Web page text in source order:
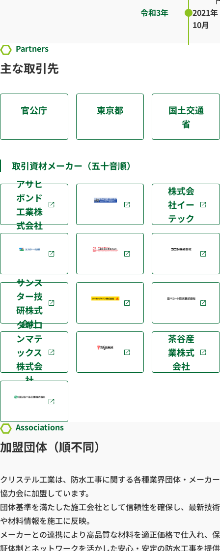
令和3年
2021年
10月
Partners
主な取引先
官公庁 東京都
国土交通
省
取引資材メーカー（五十音順）
アサヒ
ボンド
工業株
式会社
株式会
社イー
テック
サンス
ター技
研株式
会社
タキロ
ンマテ
ックス
株式会
社
茶谷産
業株式
会社
Associations
加盟団体（順不同）
クリステル工業は、防水工事に関する各種業界団体・メーカー
協力会に加盟しています。
団体基準を満たした施工会社として信頼性を確保し、最新技術
や材料情報を施工に反映。
メーカーとの連携により高品質な材料を適正価格で仕入れ、保
証体制とネットワークを活かした安心・安定の防水工事を提供